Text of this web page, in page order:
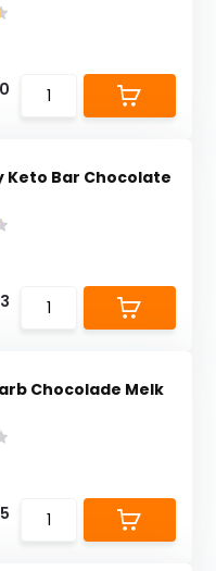
Keto Bar Chocolate
Chocolade Melk